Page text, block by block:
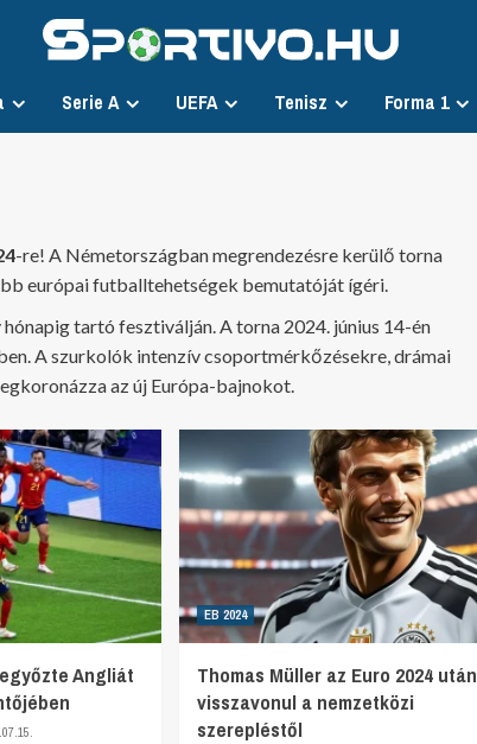
Serie A UEFA Tenisz Forma 1
-re! A Németországban megrendezésre kerülő torna
európai futballtehetségek bemutatóját ígéri.
tartó fesztiválján. A torna 2024. június 14-én
A szurkolók intenzív csoportmérkőzésekre, drámai
az új Európa-bajnokot.
Angliát
EB 2024
Thomas Müller az Euro 2024 után
visszavonul a nemzetközi
szerepléstől